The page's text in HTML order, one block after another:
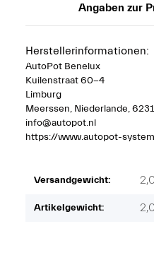
Angaben zur
Herstellerinformationen:
AutoPot Benelux
Kuilenstraat 60-4
Limburg
Meerssen, Niederlande,
info@autopot.nl
https://www.autopot-
Versandgewicht:
Artikelgewicht: